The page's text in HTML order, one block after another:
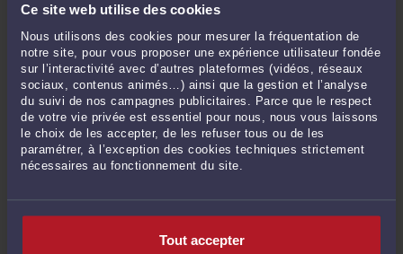
Ce site web utilise des cookies
Nous utilisons des cookies pour mesurer la fréquentation de
notre site, pour vous proposer une expérience utilisateur fondée
sur l’interactivité avec d’autres plateformes (vidéos, réseaux
sociaux, contenus animés…) ainsi que la gestion et l’analyse
du suivi de nos campagnes publicitaires. Parce que le respect
de votre vie privée est essentiel pour nous, nous vous laissons
le choix de les accepter, de les refuser tous ou de les
paramétrer, à l’exception des cookies techniques strictement
nécessaires au fonctionnement du site.
Tout accepter
Dans un article publié le 2 avril 2013 sur le site du Village de la Justice, nous
nous interrogions sur la possibilité pour les entreprises de portage salarial
d’employer des intermittents du spectacle. Pour lire la suite de la brève, cliquez
sur le lien ci-dessous. En savoir plus sur ...Lire la suite >
Il n'y a plus d'élément à afficher
<
CONTACTER ME CHHUM